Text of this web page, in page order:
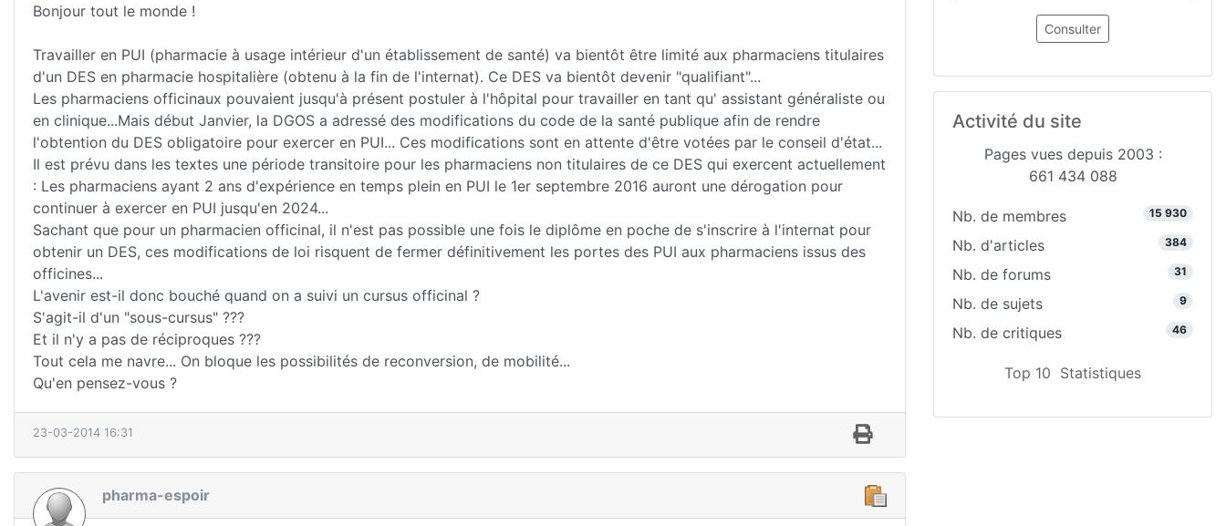
Bonjour tout le monde !
Travailler en PUI (pharmacie à usage intérieur d'un établissement de santé) va bientôt être limité aux pharmaciens titulaires
d'un DES en pharmacie hospitalière (obtenu à la fin de l'internat). Ce DES va bientôt devenir "qualifiant"...
Les pharmaciens officinaux pouvaient jusqu'à présent postuler à l'hôpital pour travailler en tant qu' assistant généraliste ou
en clinique...Mais début Janvier, la DGOS a adressé des modifications du code de la santé publique afin de rendre
l'obtention du DES obligatoire pour exercer en PUI... Ces modifications sont en attente d'être votées par le conseil d'état...
Il est prévu dans les textes une période transitoire pour les pharmaciens non titulaires de ce DES qui exercent actuellement
: Les pharmaciens ayant 2 ans d'expérience en temps plein en PUI le 1er septembre 2016 auront une dérogation pour
continuer à exercer en PUI jusqu'en 2024...
Sachant que pour un pharmacien officinal, il n'est pas possible une fois le diplôme en poche de s'inscrire à l'internat pour
obtenir un DES, ces modifications de loi risquent de fermer définitivement les portes des PUI aux pharmaciens issus des
officines...
L'avenir est-il donc bouché quand on a suivi un cursus officinal ?
S'agit-il d'un "sous-cursus" ???
Et il n'y a pas de réciproques ???
Tout cela me navre... On bloque les possibilités de reconversion, de mobilité...
Qu'en pensez-vous ?
23-03-2014 16:31
pharma-espoir
Consulter
Activité du site
Pages vues depuis 2003 :
661 434 088
Nb. de membres 15 930
Nb. d'articles 384
Nb. de forums 31
Nb. de sujets 9
Nb. de critiques 46
Top 10 Statistiques